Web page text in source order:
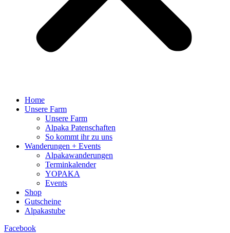
Home
Unsere Farm
Unsere Farm
Alpaka Patenschaften
So kommt ihr zu uns
Wanderungen + Events
Alpakawanderungen
Terminkalender
YOPAKA
Events
Shop
Gutscheine
Alpakastube
Facebook